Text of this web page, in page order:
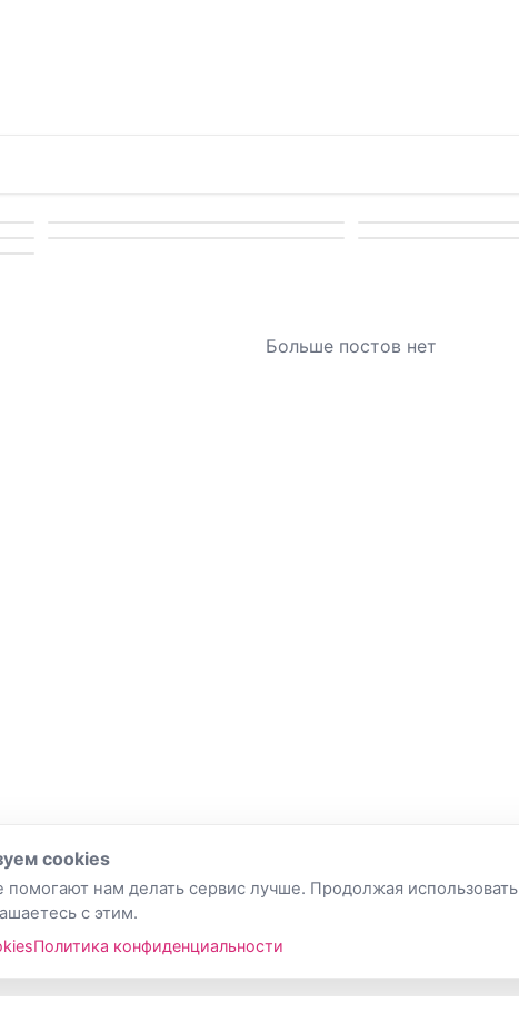
Больше постов нет
cookies
нам делать сервис лучше. Продолжая использовать
с этим.
Политика конфиденциальности